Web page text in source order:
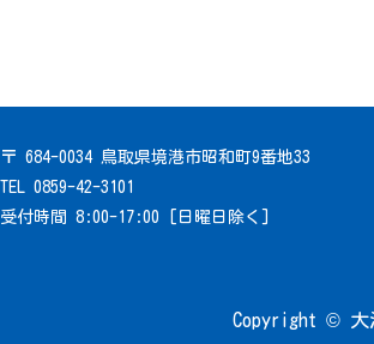
〒 684-0034 鳥取県境港市昭和町9番地33
TEL 0859-42-3101
受付時間 8:00-17:00 [日曜日除く]
Copyright © 大